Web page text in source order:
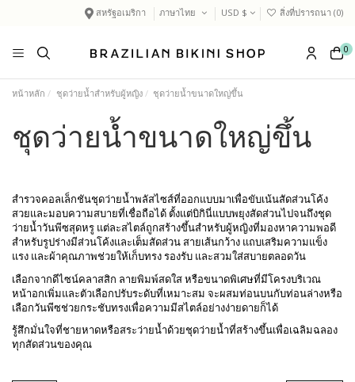
สหรัฐอเมริกา ภาษาไทย USD $ สิ่งที่ปรารถนา (0)
0
หน้าหลัก ชุดว่ายน้ำสำหรับผู้หญิง ชุดว่ายน้ำขนาดใหญ่ขึ้น
ชุดว่ายน้ำขนาดใหญ่ขึ้น
สำรวจคอลเล็กชันชุดว่ายน้ำพลัสไซส์ที่ออกแบบมาเพื่อขับเน้นสัดส่วนโค้ง
สวยและมอบความสบายที่เชื่อถือได้ ตั้งแต่บิกินี่แบบพยุงสัดส่วนไปจนถึงชุด
ว่ายน้ำวันพีซสุดหรู แต่ละสไตล์ถูกสร้างขึ้นสำหรับผู้หญิงที่มองหาความพอดี
สำหรับรูปร่างมีส่วนโค้งและเต็มสัดส่วน สายเส้นกว้าง แถบเสริมความแข็ง
แรง และผ้าคุณภาพช่วยให้เก็บทรง รองรับ และสวมใส่สบายตลอดวัน
เลือกจากดีไซน์คลาสสิก ลายพิมพ์สดใส หรือขนาดพิเศษที่มีโครงบริเวณ
หน้าอกเพิ่มและตัวเลือกปรับระดับที่เหมาะสม จะผสมท่อนบนกับท่อนล่างหรือ
เลือกวันพีซช่วยกระชับทรงเพื่อความมีสไตล์อย่างง่ายดายก็ได้
รู้สึกมั่นใจที่ชายหาดหรือสระว่ายน้ำด้วยชุดว่ายน้ำที่สร้างขึ้นเพื่อเฉลิมฉลอง
ทุกสัดส่วนของคุณ